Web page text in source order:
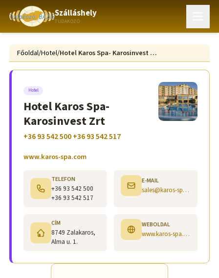
Szálláshely
TUDAKOZÓ
Főoldal/Hotel/ Hotel Karos Spa- Karosinvest Zrt
Hotel
Hotel Karos Spa-
Karosinvest Zrt
+36 93 542 500 +36 93 542 517
www.karos-spa.com
TELEFON
+36 93 542 500
+36 93 542 517
E-MAIL
sales@karos-spa.hu
CÍM
8749 Zalakaros,
Alma u. 1.
WEBOLDAL
www.karos-spa.com